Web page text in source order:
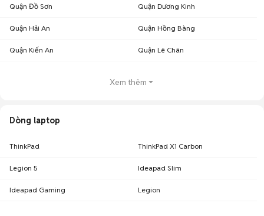
Quận Đồ Sơn Quận Dương Kinh
Quận Hải An Quận Hồng Bàng
Quận Kiến An Quận Lê Chân
Xem thêm
Dòng laptop
ThinkPad ThinkPad X1 Carbon
Legion 5 Ideapad Slim
Ideapad Gaming Legion